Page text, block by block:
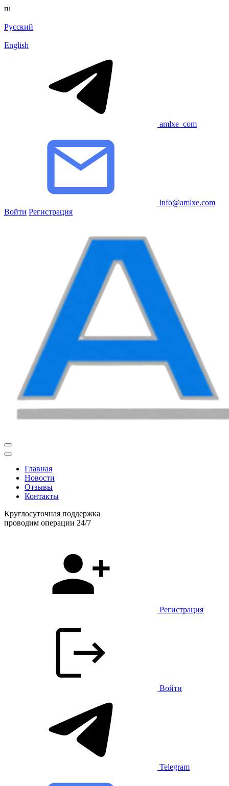
ru
Русский
English
amlxe_com
info@amlxe.com
Войти Регистрация
Главная
Новости
Отзывы
Контакты
Круглосуточная поддержка
проводим операции 24/7
Регистрация
Войти
Telegram